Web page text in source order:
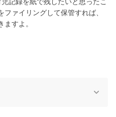
ァイリングして保管すれば、
すよ。